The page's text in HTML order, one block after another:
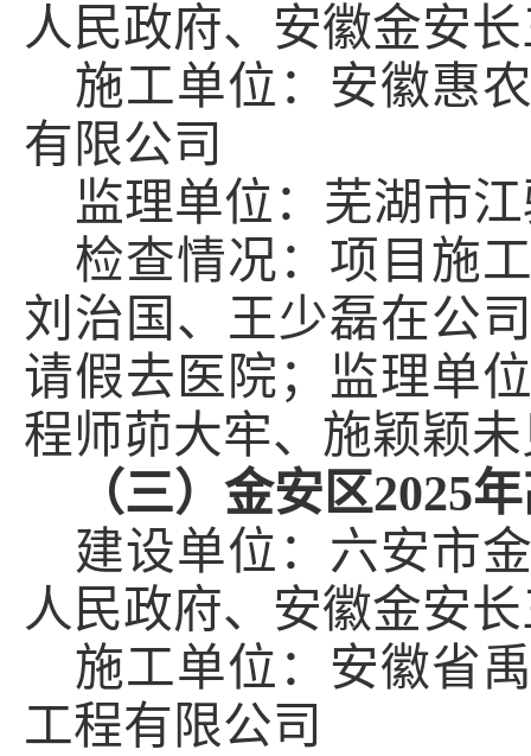
人民政府、安徽金安
施工单位：安徽惠
有限公司
监理单位：芜湖市
检查情况：项目施
刘治国、王少磊在公
请假去医院；监理单
程师茆大牢、施颖颖
（三） 金安区2025
建设单位：六安市
人民政府、安徽金安
施工单位：安徽省
工程有限公司